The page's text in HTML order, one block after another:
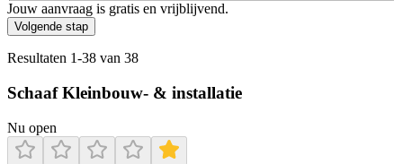
Jouw aanvraag is gratis en vrijblijvend.
Volgende stap
Resultaten 1-38 van 38
Schaaf Kleinbouw- & installatie
Nu open